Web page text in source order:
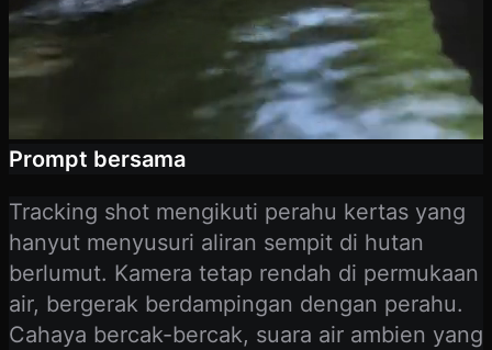
Prompt bersama
Tracking shot mengikuti perahu kertas yang
hanyut menyusuri aliran sempit di hutan
berlumut. Kamera tetap rendah di permukaan
air, bergerak berdampingan dengan perahu.
Cahaya bercak-bercak, suara air ambien yang